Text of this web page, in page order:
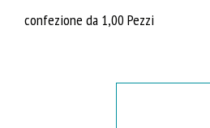
confezione da 1,00 Pezzi